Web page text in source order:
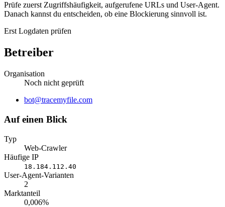
Prüfe zuerst Zugriffshäufigkeit, aufgerufene URLs und User-Agent.
Danach kannst du entscheiden, ob eine Blockierung sinnvoll ist.
Erst Logdaten prüfen
Betreiber
Organisation
Noch nicht geprüft
Website
bot@tracemyfile.com
Auf einen Blick
Typ
Web-Crawler
Häufige IP
18.184.112.40
User-Agent-Varianten
2
Marktanteil
0,006%